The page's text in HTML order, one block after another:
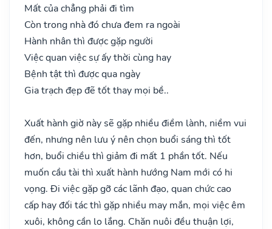
Mất của chẳng phải đi tìm
Còn trong nhà đó chưa đem ra ngoài
Hành nhân thì được gặp người
Việc quan việc sự ấy thời cùng hay
Bệnh tật thì được qua ngày
Gia trạch đẹp đẽ tốt thay mọi bề..
Xuất hành giờ này sẽ gặp nhiều điềm lành, niềm vui
đến, nhưng nên lưu ý nên chọn buổi sáng thì tốt
hơn, buổi chiều thì giảm đi mất 1 phần tốt. Nếu
muốn cầu tài thì xuất hành hướng Nam mới có hi
vọng. Đi việc gặp gỡ các lãnh đạo, quan chức cao
cấp hay đối tác thì gặp nhiều may mắn, mọi việc êm
xuôi, không cần lo lắng. Chăn nuôi đều thuận lợi,